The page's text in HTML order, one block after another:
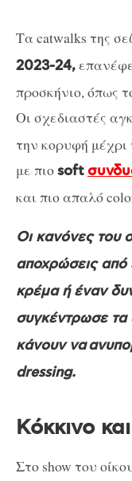
Τα catwalks της
2023-24,
προσκήνιο, όπως
Οι σχεδιαστές
την κορυφή μέχρι
με πιοsoft
και πιο απαλό
Οι κανόνες του
αποχρώσεις από
κρέμα ή έναν
συγκέντρωσε
κάνουν να
dressing.
Κόκκινο
Στο show του